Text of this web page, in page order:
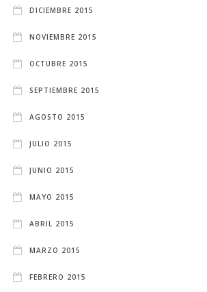
DICIEMBRE 2015
NOVIEMBRE 2015
OCTUBRE 2015
SEPTIEMBRE 2015
AGOSTO 2015
JULIO 2015
JUNIO 2015
MAYO 2015
ABRIL 2015
MARZO 2015
FEBRERO 2015